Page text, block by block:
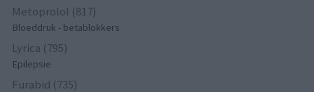
Metoprolol (817)
Bloeddruk - betablokkers
Lyrica (795)
Epilepsie
Furabid (735)